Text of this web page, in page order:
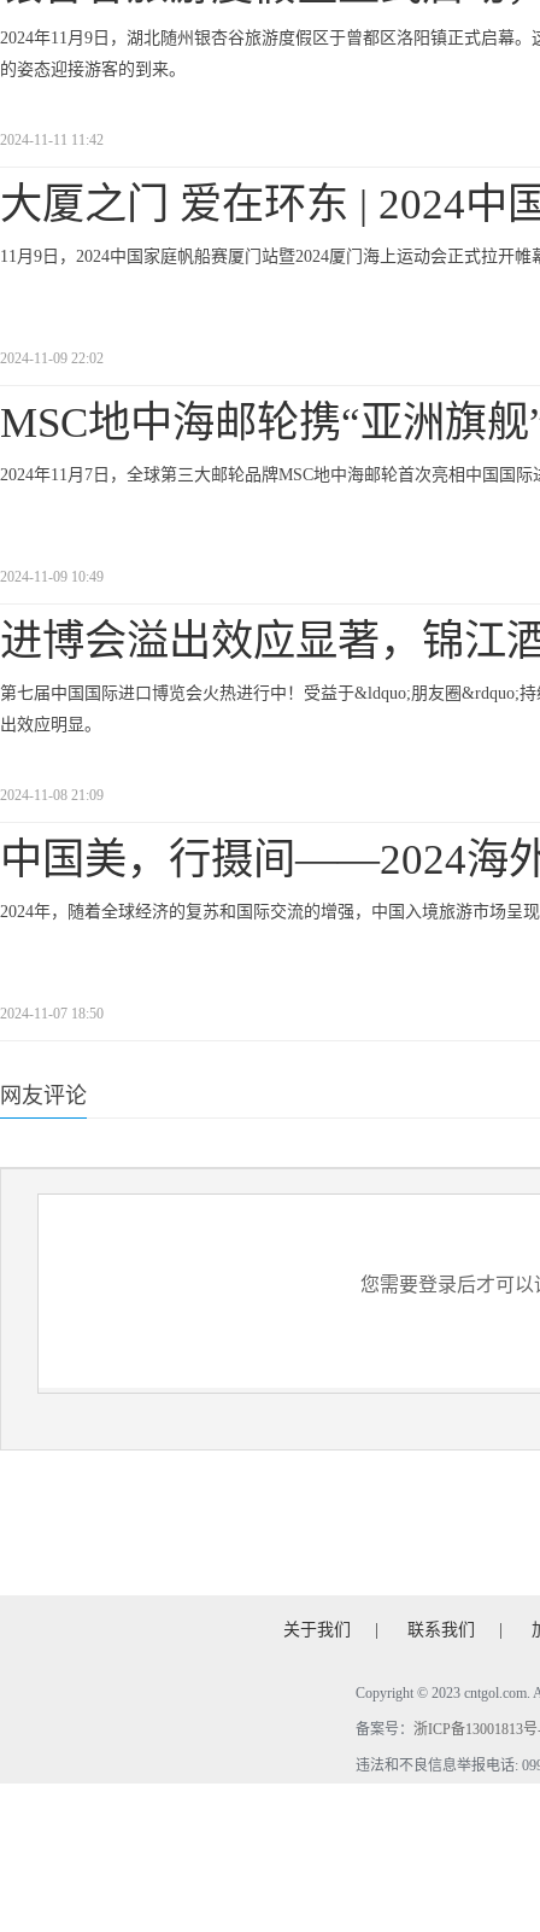
2024年11月9日，湖北随州银杏谷旅游度假区于曾都区洛阳镇正式启幕
的姿态迎接游客的到来。
2024-11-11 11:42
大厦之门 爱在环东 | 2024中
11月9日，2024中国家庭帆船赛厦门站暨2024厦门海上运动会正式拉开帷
2024-11-09 22:02
MSC地中海邮轮携“亚洲旗舰
2024年11月7日，全球第三大邮轮品牌MSC地中海邮轮首次亮相中国国际
2024-11-09 10:49
进博会溢出效应显著，锦江
第七届中国国际进口博览会火热进行中！受益于&ldquo;朋友圈&rdquo;
出效应明显。
2024-11-08 21:09
中国美，行摄间——2024海
2024年，随着全球经济的复苏和国际交流的增强，中国入境旅游市场呈
2024-11-07 18:50
网友评论
您需要登录后才可以
关于我们 联系我们
Copyright © 2023
备案号： 浙ICP备13001813
违法和不良信息举报电话: